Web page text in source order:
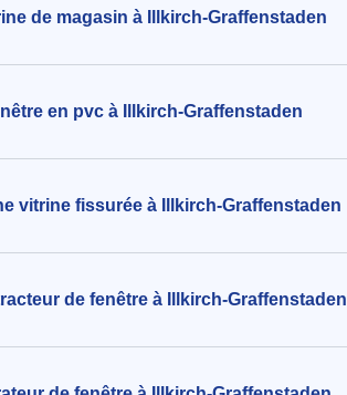
de magasin à Illkirch-Graffenstaden
en pvc à Illkirch-Graffenstaden
vitrine fissurée à Illkirch-Graffenstaden
de fenêtre à Illkirch-Graffenstaden